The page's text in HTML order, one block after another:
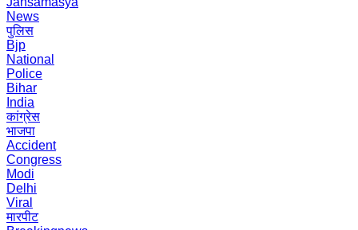
News
पुलिस
Bjp
National
Police
Bihar
India
कांग्रेस
भाजपा
Accident
Congress
Modi
Delhi
Viral
मारपीट